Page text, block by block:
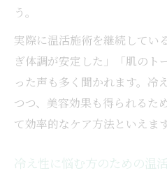
う。
実際に温活施術を継続してい
ぎ体調が安定した」「肌のト
った声も多く聞かれます。冷
つつ、美容効果も得られるた
て効率的なケア方法といえます
冷え性に悩む方のための温